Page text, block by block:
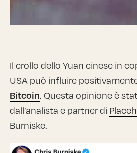
Il crollo dello Yuan cinese in
USA può influire
Bitcoin. Questa opinione è
dall’analista e partner di
Burniske.